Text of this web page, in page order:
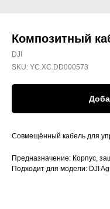
Композитный
DJI
SKU: YC.XC.DD000573
Совмещённый кабель для
Предназначение: Корпус,
Подходит для модели: DJI